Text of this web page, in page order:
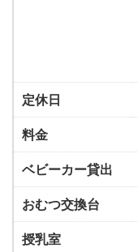
定休日
料金
ベビーカー貸出
おむつ交換台
授乳室